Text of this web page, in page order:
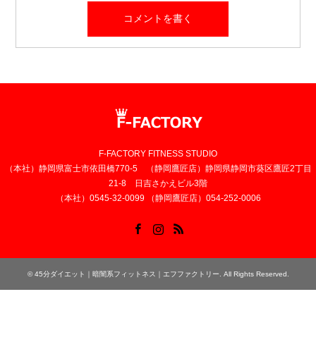
F-FACTORY FITNESS STUDIO
（本社）静岡県富士市依田橋770-5 （静岡鷹匠店）静岡県静岡市葵区鷹匠2丁目
21-8 日吉さかえビル3階
（本社）0545-32-0099 （静岡鷹匠店）054-252-0006
©45分ダイエット｜暗闇系フィットネス｜エフファクトリー . All Rights Reserved.